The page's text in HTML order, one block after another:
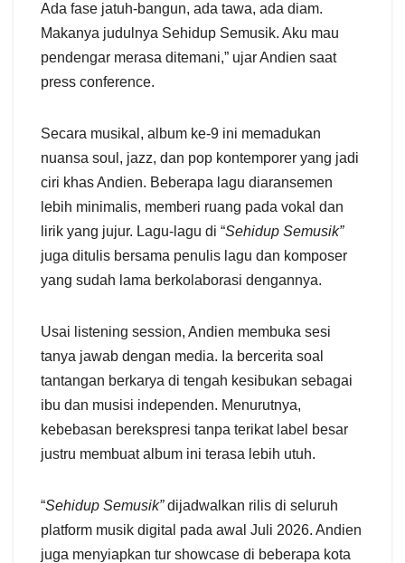
Ada fase jatuh-bangun, ada tawa, ada diam.
Makanya judulnya Sehidup Semusik. Aku mau
pendengar merasa ditemani,” ujar Andien saat
press conference.
Secara musikal, album ke-9 ini memadukan
nuansa soul, jazz, dan pop kontemporer yang jadi
ciri khas Andien. Beberapa lagu diaransemen
lebih minimalis, memberi ruang pada vokal dan
lirik yang jujur. Lagu-lagu di “Sehidup Semusik”
juga ditulis bersama penulis lagu dan komposer
yang sudah lama berkolaborasi dengannya.
Usai listening session, Andien membuka sesi
tanya jawab dengan media. Ia bercerita soal
tantangan berkarya di tengah kesibukan sebagai
ibu dan musisi independen. Menurutnya,
kebebasan berekspresi tanpa terikat label besar
justru membuat album ini terasa lebih utuh.
“Sehidup Semusik”dijadwalkan rilis di seluruh
platform musik digital pada awal Juli 2026. Andien
juga menyiapkan tur showcase di beberapa kota